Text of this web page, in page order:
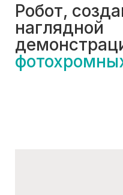
Робот,
наглядной